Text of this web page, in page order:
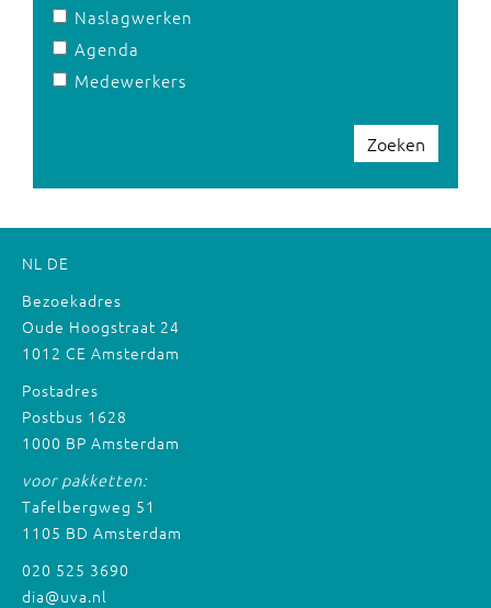
Naslagwerken
Agenda
Medewerkers
Zoeken
NL DE
Bezoekadres
Oude Hoogstraat 24
1012 CE Amsterdam
Postadres
Postbus 1628
1000 BP Amsterdam
voor pakketten:
Tafelbergweg 51
1105 BD Amsterdam
020 525 3690
dia@uva.nl